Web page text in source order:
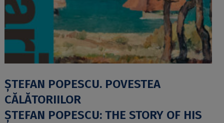
ȘTEFAN POPESCU. POVESTEA
CĂLĂTORIILOR
ȘTEFAN POPESCU: THE STORY OF HIS